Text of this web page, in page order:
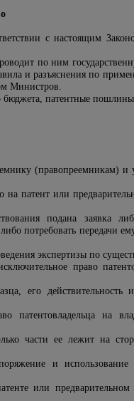
с настоящим
по ним
и разъяснения по
Министров.
бюджета, патентные
(правопреемникам) и
на патент или
подана заявка
потребовать передачи
экспертизы по
право
его действительность
патентовладельца на
части ее лежит на
и
или